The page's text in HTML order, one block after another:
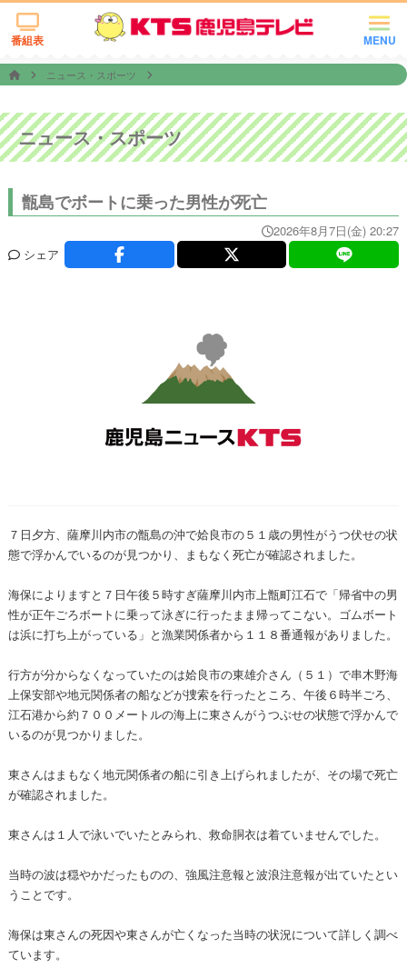
MENU
番組表
ニュース・スポーツ
ニュース・スポーツ
甑島でボートに乗った男性が死亡
2026年8月7日(金) 20:27
シェア
７日夕方、薩摩川内市の甑島の沖で姶良市の５１歳の男性がうつ伏せの状
態で浮かんでいるのが見つかり、まもなく死亡が確認されました。
海保によりますと７日午後５時すぎ薩摩川内市上甑町江石で「帰省中の男
性が正午ごろボートに乗って泳ぎに行ったまま帰ってこない。ゴムボート
は浜に打ち上がっている」と漁業関係者から１１８番通報がありました。
行方が分からなくなっていたのは姶良市の東雄介さん（５１）で串木野海
上保安部や地元関係者の船などが捜索を行ったところ、午後６時半ごろ、
江石港から約７００メートルの海上に東さんがうつぶせの状態で浮かんで
いるのが見つかりました。
東さんはまもなく地元関係者の船に引き上げられましたが、その場で死亡
が確認されました。
東さんは１人で泳いでいたとみられ、救命胴衣は着ていませんでした。
当時の波は穏やかだったものの、強風注意報と波浪注意報が出ていたとい
うことです。
海保は東さんの死因や東さんが亡くなった当時の状況について詳しく調べ
ています。